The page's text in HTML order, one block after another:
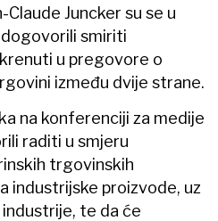
Claude Juncker su se u
smiriti
u pregovore o
između dvije strane.
na konferenciji za medije
raditi u smjeru
trgovinskih
industrijske proizvode, uz
te da će